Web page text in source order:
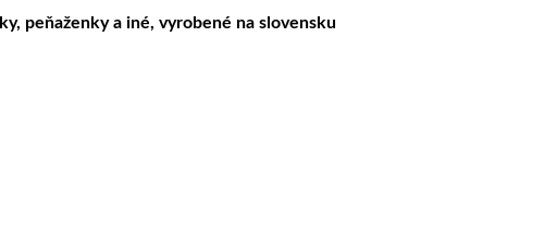
peňaženky a iné, vyrobené na slovensku